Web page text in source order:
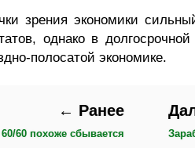
зрения экономики
однако в
полосатой экономике.
← Ранее
60/60 похоже сбывается